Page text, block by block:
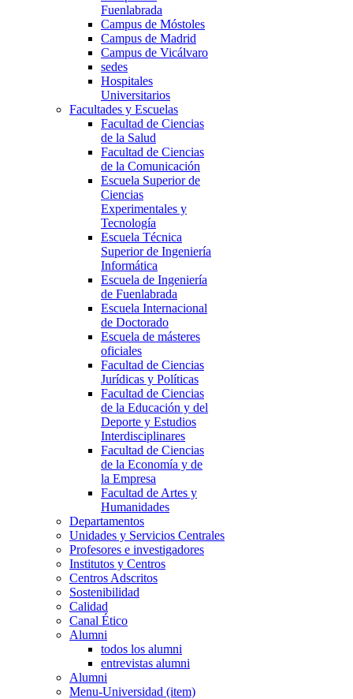
Fuenlabrada
Campus de Móstoles
Campus de Madrid
Campus de Vicálvaro
sedes
Hospitales
Universitarios
Facultades y Escuelas
Facultad de Ciencias
de la Salud
Facultad de Ciencias
de la Comunicación
Escuela Superior de
Ciencias
Experimentales y
Tecnología
Escuela Técnica
Superior de Ingeniería
Informática
Escuela de Ingeniería
de Fuenlabrada
Escuela Internacional
de Doctorado
Escuela de másteres
oficiales
Facultad de Ciencias
Jurídicas y Políticas
Facultad de Ciencias
de la Educación y del
Deporte y Estudios
Interdisciplinares
Facultad de Ciencias
de la Economía y de
la Empresa
Facultad de Artes y
Humanidades
Departamentos
Unidades y Servicios Centrales
Profesores e investigadores
Institutos y Centros
Centros Adscritos
Sostenibilidad
Calidad
Canal Ético
Alumni
todos los alumni
entrevistas alumni
Alumni
Menu-Universidad (item)